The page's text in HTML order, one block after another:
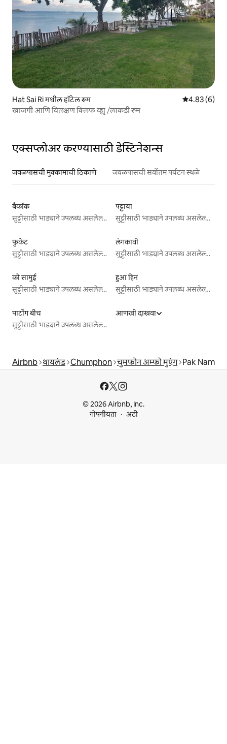
Hat Sai Ri मधील हॉटेल रूम 5 पैकी 4.83
4.83 (6)
खाजगी आणि विलक्षण क्लिफ व्ह्यू /लाकडी रूम
एक्सप्लोअर करण्यासाठी डेस्टिनेशन्स
जवळपासची मुक्कामाची ठिकाणे जवळपासची सर्वोत्तम पर्यटन स्थळे
बँकॉक
सुट्टीसाठी भाड्याने उपलब्ध असलेल्या जागा
पट्टाया
सुट्टीसाठी भाड्याने उपलब्ध असलेल्या जागा
फुकेट
सुट्टीसाठी भाड्याने उपलब्ध असलेल्या जागा
लंगकावी
सुट्टीसाठी भाड्याने उपलब्ध असलेल्या जागा
को सामुई
सुट्टीसाठी भाड्याने उपलब्ध असलेल्या जागा
हुआ हिन
सुट्टीसाठी भाड्याने उपलब्ध असलेल्या जागा
पाटोंग बीच
सुट्टीसाठी भाड्याने उपलब्ध असलेल्या जागा
आणखी दाखवा
Airbnb थायलंड Chumphon चुमफोन अम्फो मुएंग Pak Nam
© 2026 Airbnb, Inc.
गोपनीयता
अटी